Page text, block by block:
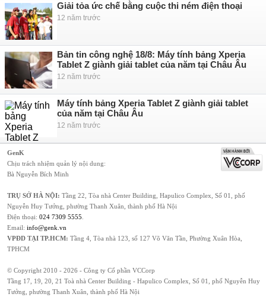
Giải tỏa ức chế bằng cuộc thi ném điện thoại
12 năm trước
Bản tin công nghệ 18/8: Máy tính bảng Xperia
Tablet Z giành giải tablet của năm tại Châu Âu
12 năm trước
Máy tính bảng Xperia Tablet Z giành giải tablet
của năm tại Châu Âu
12 năm trước
GenK
Chịu trách nhiệm quản lý nội dung:
Bà Nguyễn Bích Minh
TRỤ SỞ HÀ NỘI: Tầng 22, Tòa nhà Center Building, Hapulico Complex, Số 01, phố
Nguyễn Huy Tưởng, phường Thanh Xuân, thành phố Hà Nội
Điện thoại: 024 7309 5555
Email: info@genk.vn
VPĐD TẠI TP.HCM: Tầng 4, Tòa nhà 123, số 127 Võ Văn Tần, Phường Xuân Hòa,
TPHCM
© Copyright 2010 - 2026 - Công ty Cổ phần VCCorp
Tầng 17, 19, 20, 21 Toà nhà Center Building - Hapulico Complex, Số 01, phố Nguyễn Huy
Tưởng, phường Thanh Xuân, thành phố Hà Nội